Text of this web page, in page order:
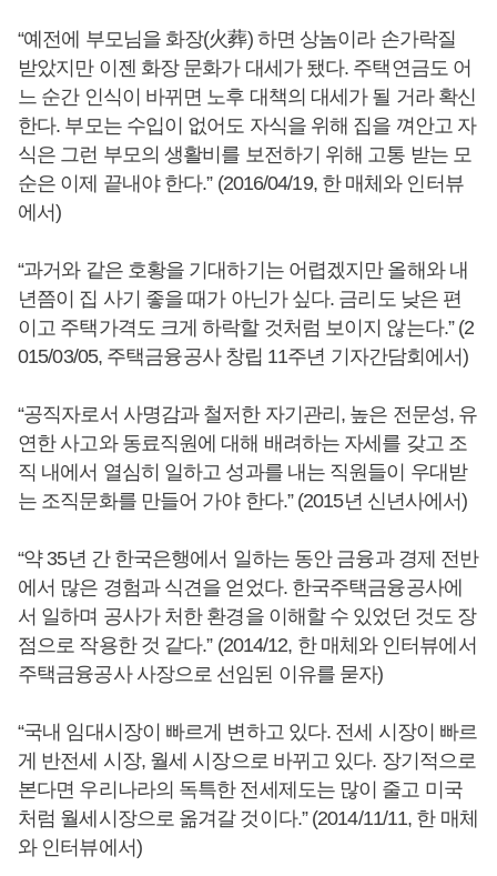
“예전에 부모님을 화장(火葬) 하면 상놈이라 손가락질
받았지만 이젠 화장 문화가 대세가 됐다. 주택연금도 어
느 순간 인식이 바뀌면 노후 대책의 대세가 될 거라 확신
한다. 부모는 수입이 없어도 자식을 위해 집을 껴안고 자
식은 그런 부모의 생활비를 보전하기 위해 고통 받는 모
순은 이제 끝내야 한다.” (2016/04/19, 한 매체와 인터뷰
에서)
“과거와 같은 호황을 기대하기는 어렵겠지만 올해와 내
년쯤이 집 사기 좋을 때가 아닌가 싶다. 금리도 낮은 편
이고 주택가격도 크게 하락할 것처럼 보이지 않는다.” (2
015/03/05, 주택금융공사 창립 11주년 기자간담회에서)
“공직자로서 사명감과 철저한 자기관리, 높은 전문성, 유
연한 사고와 동료직원에 대해 배려하는 자세를 갖고 조
직 내에서 열심히 일하고 성과를 내는 직원들이 우대받
는 조직문화를 만들어 가야 한다.” (2015년 신년사에서)
“약 35년 간 한국은행에서 일하는 동안 금융과 경제 전반
에서 많은 경험과 식견을 얻었다. 한국주택금융공사에
서 일하며 공사가 처한 환경을 이해할 수 있었던 것도 장
점으로 작용한 것 같다.” (2014/12, 한 매체와 인터뷰에서
주택금융공사 사장으로 선임된 이유를 묻자)
“국내 임대시장이 빠르게 변하고 있다. 전세 시장이 빠르
게 반전세 시장, 월세 시장으로 바뀌고 있다. 장기적으로
본다면 우리나라의 독특한 전세제도는 많이 줄고 미국
처럼 월세시장으로 옮겨갈 것이다.” (2014/11/11, 한 매체
와 인터뷰에서)